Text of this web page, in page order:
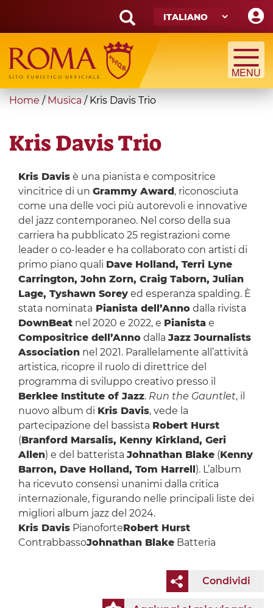
main
content
Search
form
Cerca
You
here
Home / Musica / Kris Davis Trio
Kris Davis Trio
Kris Davisè una pianista e compositrice
vincitrice di un Grammy Award , riconosciuta
come una delle voci più autorevoli e innovative
del jazz contemporaneo. Nel corso della sua
carriera ha pubblicato 25 registrazioni come
leader o co-leader e ha collaborato con artisti di
primo piano quali Dave Holland, Terri Lyne
Carrington, John Zorn, Craig Taborn, Julian
Lage, Tyshawn Soreyed esperanza spalding. È
stata nominata Pianista dell’Annodalla rivista
DownBeatnel 2020 e 2022, e Pianista e
Compositrice dell’Annodalla Jazz Journalists
Associationnel 2021. Parallelamente all’attività
artistica, ricopre il ruolo di direttrice del
programma di sviluppo creativo presso il
Berklee Institute of Jazz. Run the Gauntlet, il
nuovo album di Kris Davis, vede la
partecipazione del bassista Robert Hurst
(Branford Marsalis, Kenny Kirkland, Geri
Allen) e del batterista Johnathan Blake(Kenny
Barron, Dave Holland, Tom Harrell ). L’album
ha ricevuto consensi unanimi dalla critica
internazionale, figurando nelle principali liste dei
migliori album jazz del 2024.
Kris DavisPianoforteRobert Hurst
ContrabbassoJohnathan BlakeBatteria
Condividi